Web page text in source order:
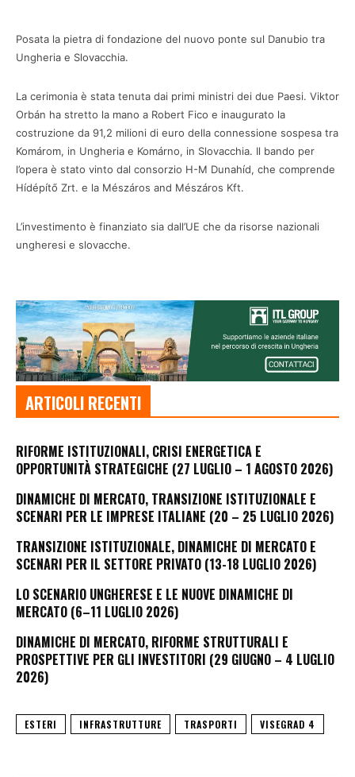
Posata la pietra di fondazione del nuovo ponte sul Danubio tra
Ungheria e Slovacchia.
La cerimonia è stata tenuta dai primi ministri dei due Paesi. Viktor
Orbán ha stretto la mano a Robert Fico e inaugurato la
costruzione da 91,2 milioni di euro della connessione sospesa tra
Komárom, in Ungheria e Komárno, in Slovacchia. Il bando per
l’opera è stato vinto dal consorzio H-M Dunahíd, che comprende
Hídépítő Zrt. e la Mészáros and Mészáros Kft.
L’investimento è finanziato sia dall’UE che da risorse nazionali
ungheresi e slovacche.
ARTICOLI RECENTI
RIFORME ISTITUZIONALI, CRISI ENERGETICA E
OPPORTUNITÀ STRATEGICHE (27 LUGLIO – 1 AGOSTO 2026)
DINAMICHE DI MERCATO, TRANSIZIONE ISTITUZIONALE E
SCENARI PER LE IMPRESE ITALIANE (20 – 25 LUGLIO 2026)
TRANSIZIONE ISTITUZIONALE, DINAMICHE DI MERCATO E
SCENARI PER IL SETTORE PRIVATO (13-18 LUGLIO 2026)
LO SCENARIO UNGHERESE E LE NUOVE DINAMICHE DI
MERCATO (6–11 LUGLIO 2026)
DINAMICHE DI MERCATO, RIFORME STRUTTURALI E
PROSPETTIVE PER GLI INVESTITORI (29 GIUGNO – 4 LUGLIO
2026)
ESTERI INFRASTRUTTURE TRASPORTI VISEGRAD 4